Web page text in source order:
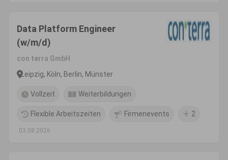
Data Platform Engineer
(w/m/d)
con terra GmbH
Leipzig, Köln, Berlin, Münster
Vollzeit Weiterbildungen
Flexible Arbeitszeiten Firmenevents 2
03.08.2026